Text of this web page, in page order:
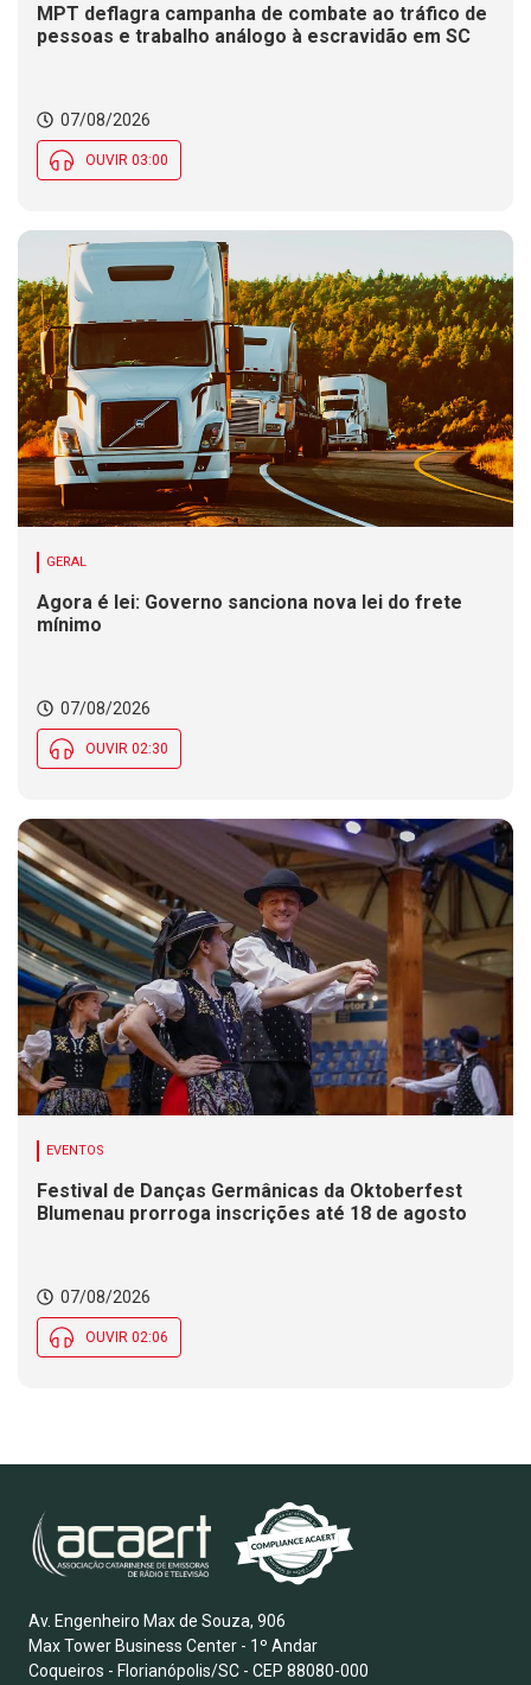
MPT deflagra campanha de combate ao tráfico de
pessoas e trabalho análogo à escravidão em SC
07/08/2026
OUVIR 03:00
GERAL
Agora é lei: Governo sanciona nova lei do frete
mínimo
07/08/2026
OUVIR 02:30
EVENTOS
Festival de Danças Germânicas da Oktoberfest
Blumenau prorroga inscrições até 18 de agosto
07/08/2026
OUVIR 02:06
Av. Engenheiro Max de Souza, 906
Max Tower Business Center - 1º Andar
Coqueiros - Florianópolis/SC - CEP 88080-000